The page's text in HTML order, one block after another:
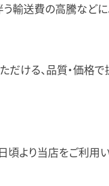
輸送費の高騰など
だける、品質・価格
頃より当店をご利用